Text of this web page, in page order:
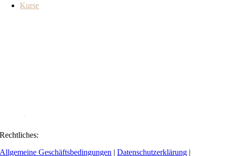
Kurse
Rechtliches:
Allgemeine Geschäftsbedingungen |Datenschutzerklärung |